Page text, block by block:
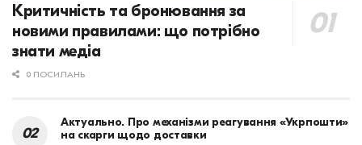
Критичність та бронювання за
новими правилами: що потрібно
знати медіа
0 ПОСИЛАНЬ
Актуально. Про механізми реагування «Укрпошти»
на скарги щодо доставки